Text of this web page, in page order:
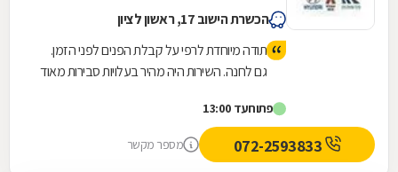
הכשרת הישוב 17, ראשון לציון
תודה מיוחדת לרפי על קבלת הפנים לפני הזמן.
גם לחנה. השירות היה מהיר בעלויות סבירות מאוד
ליאור היה מהיר. מומלץ מאוד
פתוחעד 13:00
מספר מקשר